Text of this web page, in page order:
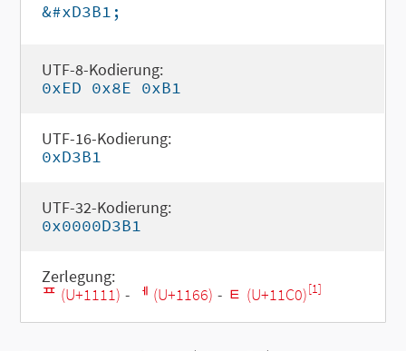
&#xD3B1;
UTF-8-Kodierung:
0xED 0x8E 0xB1
UTF-16-Kodierung:
0xD3B1
UTF-32-Kodierung:
0x0000D3B1
Zerlegung:
ᄑ (U+1111) - ᅦ (U+1166) - ᇀ (U+11C0)[1]